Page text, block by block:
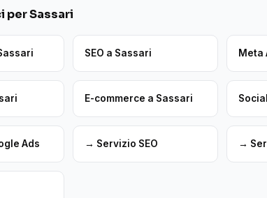
per Sassari
SEO a Sassari Meta
E-commerce a Sassari
Ads → Servizio SEO →